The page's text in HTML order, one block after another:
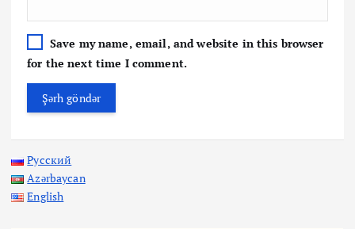
Save my name, email, and website in this browser
for the next time I comment.
Русский
Azərbaycan
English